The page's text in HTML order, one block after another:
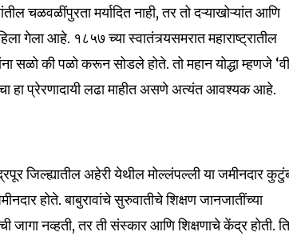
चळवळींपुरता मर्यादित नाही, तर तो दऱ्याखोऱ्यांत आणि
गेला आहे. १८५७ च्या स्वातंत्र्यसमरात महाराष्ट्रातील
सळो की पळो करून सोडले होते. तो महान योद्धा म्हणजे
हा प्रेरणादायी लढा माहीत असणे अत्यंत आवश्यक आहे.
जिल्ह्यातील अहेरी येथील मोल्लंपल्ली या जमीनदार
होते. बाबुरावांचे सुरुवातीचे शिक्षण जानजातींच्या
जागा नव्हती, तर ती संस्कार आणि शिक्षणाचे केंद्र होती.